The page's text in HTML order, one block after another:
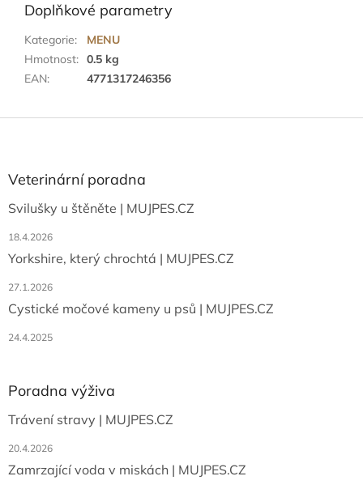
Doplňkové parametry
Kategorie:
MENU
Hmotnost: 0.5 kg
EAN: 4771317246356
aVeterinární poradna
Svilušky u štěněte | MUJPES.CZ
18.4.2026
Yorkshire, který chrochtá | MUJPES.CZ
27.1.2026
Cystické močové kameny u psů | MUJPES.CZ
24.4.2025
Poradna výživa
Trávení stravy | MUJPES.CZ
20.4.2026
Zamrzající voda v miskách | MUJPES.CZ